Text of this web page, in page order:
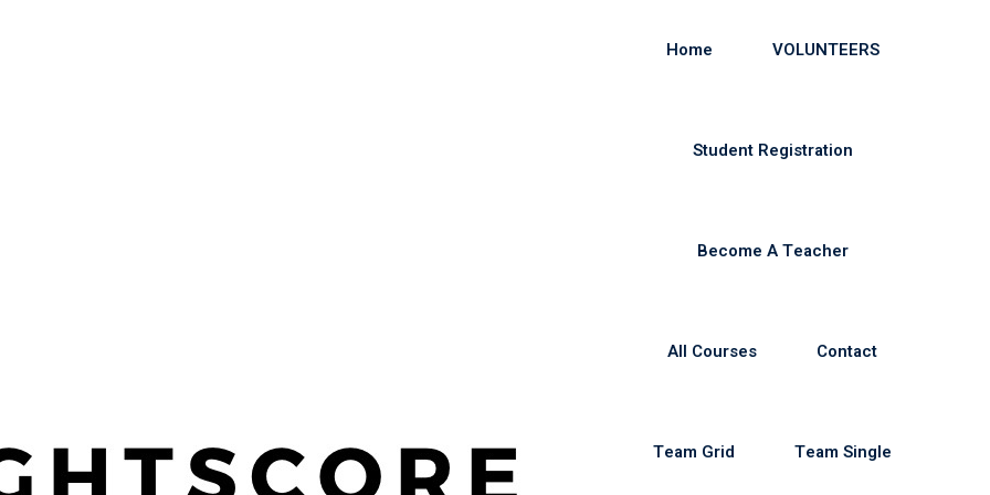
Home VOLUNTEERS
Student Registration
Become A Teacher
All Courses Contact
Team Grid Team Single